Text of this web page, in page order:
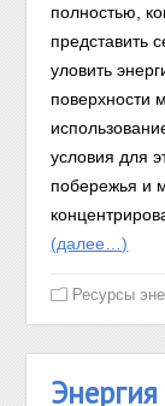
полностью,
представить
уловить
поверхности
условия для
побережья и
(далее…)
Ресурсы